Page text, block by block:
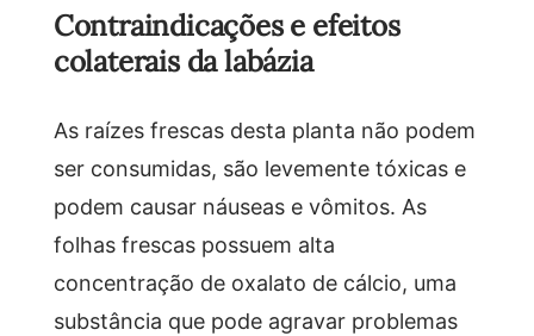
Contraindicações e efeitos
colaterais da labázia
As raízes frescas desta planta não podem
ser consumidas, são levemente tóxicas e
podem causar náuseas e vômitos. As
folhas frescas possuem alta
concentração de oxalato de cálcio, uma
substância que pode agravar problemas